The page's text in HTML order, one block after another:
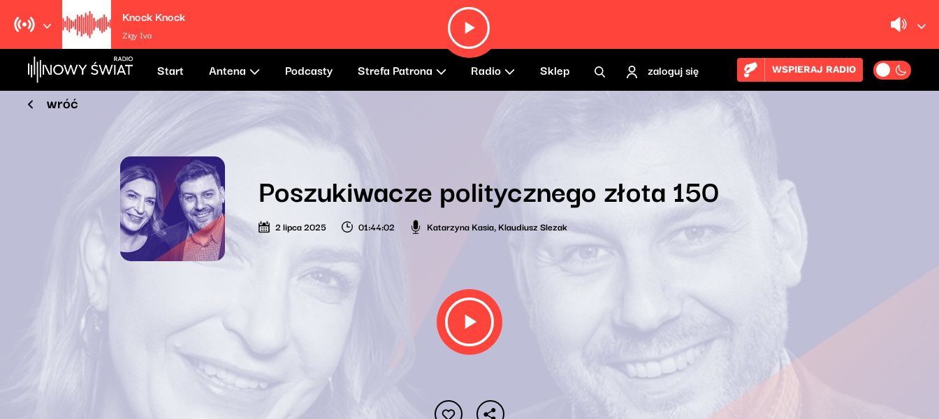
Knock Knock
Zigy Iva
Start Antena Podcasty Strefa Patrona Radio Sklep zaloguj się WSPIERAJ RADIO
wróć
Poszukiwacze politycznego złota 150
2 lipca 2025 01:44:02 Katarzyna Kasia, Klaudiusz Slezak